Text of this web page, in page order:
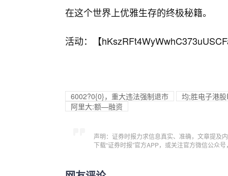
在这个世界上优雅生存的终极秘籍。
活动：【
6002?0{0}，重大违法强制退市
均;胜电子港股
阿里大:额—融资
声明：证券时报力求信息真实、准确，文章提及
下载“证券时报”官方APP，或关注官方微信公众